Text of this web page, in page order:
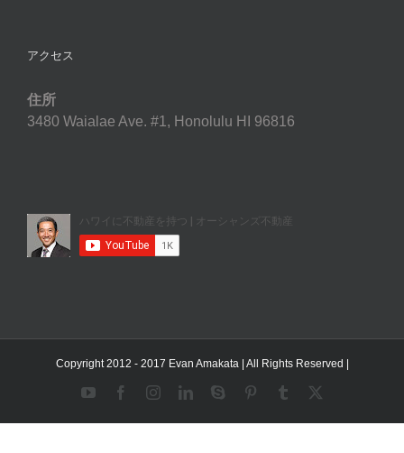
アクセス
住所
3480 Waialae Ave. #1, Honolulu HI 96816
Copyright 2012 - 2017 Evan Amakata | All Rights Reserved |
YouTubeFacebookInstagramLinkedInSkype PinterestTumblr